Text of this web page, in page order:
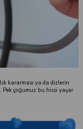
beyaz önlükler ya da
biraz daha geniştir.
olarak ilişkili olan tüm